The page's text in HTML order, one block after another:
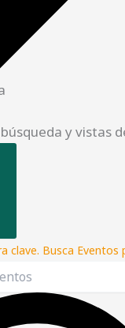
y vistas
clave. Busca Eventos